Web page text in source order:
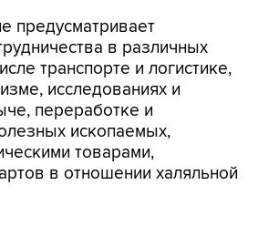
предусматривает
в различных
транспорте и логистике,
исследованиях и
переработке и
ископаемых,
товарами,
в отношении халяльной